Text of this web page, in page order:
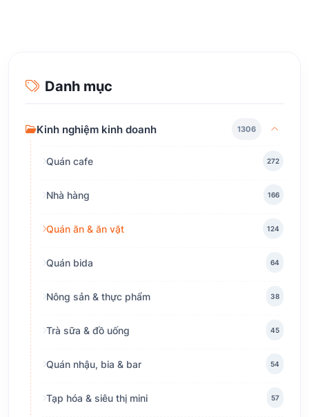
Danh mục
Kinh nghiệm kinh doanh 1306
Quán cafe 272
Nhà hàng 166
Quán ăn & ăn vặt 124
Quán bida 64
Nông sản & thực phẩm 38
Trà sữa & đồ uống 45
Quán nhậu, bia & bar 54
Tạp hóa & siêu thị mini 57